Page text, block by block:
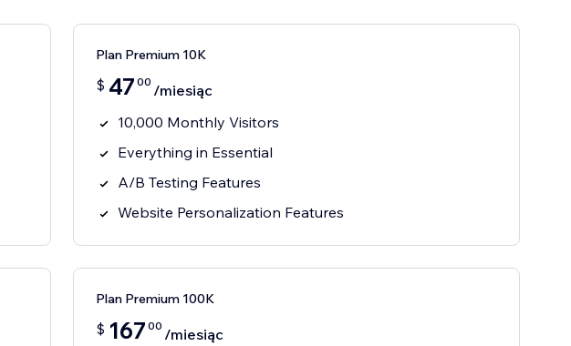
Plan Premium 10K
$ 47 00 /miesiąc
10,000 Monthly Visitors
Everything in Essential
A/B Testing Features
Website Personalization Features
Plan Premium 100K
$ 167 00 /miesiąc